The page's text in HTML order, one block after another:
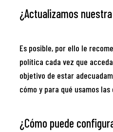
¿Actualizamos
Es posible, por ello le
política cada vez que
objetivo de estar
cómo y para qué usamos las
¿Cómo puede